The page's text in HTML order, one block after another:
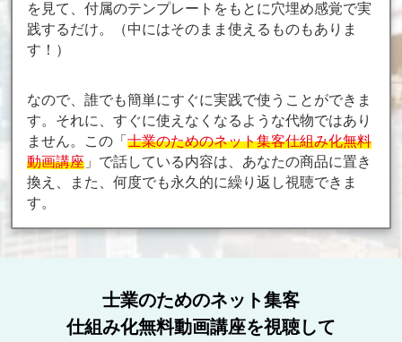
を見て、付属のテンプレートをもとに穴埋め感覚で実
践するだけ。（中にはそのまま使えるものもありま
す！）
なので、誰でも簡単にすぐに実践で使うことができま
す。それに、すぐに使えなくなるような代物ではあり
ません。この「 士業のためのネット集客仕組み化無料
動画講座 」で話している内容は、あなたの商品に置き
換え、また、何度でも永久的に繰り返し視聴できま
す。
士業のためのネット集客
仕組み化無料動画講座を視聴して